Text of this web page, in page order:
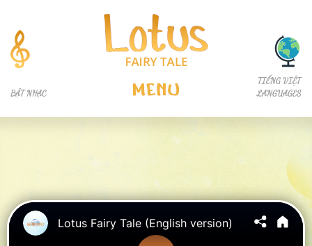
BẬT NHẠC MENU
TIẾNG VIỆT
LANGUAGES